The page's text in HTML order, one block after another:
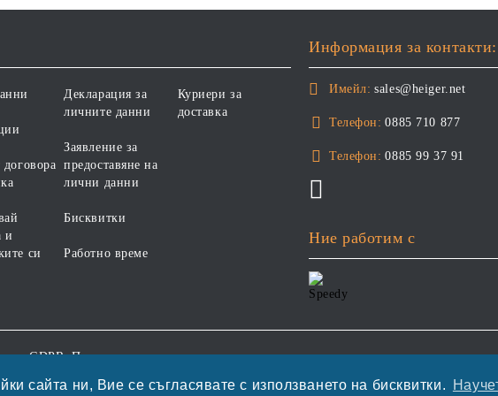
сайта ни, Вие се съгласявате с използването на бисквитки.
ФРАНЦИЯ.
ПОТРЕБНОСТИ -
КОЗИНА". "НАМАЛЯВАНЕ
НА НЕПОНОСИМОСТТА
ХРАНИ
договора
и
си
Декларация за
личните данни
Заявление за
предоставяне на
лични данни
Бисквитки
Работно време
Куриери за
доставка
Информация за контакти:
Имейл: sales@heiger.net
Телефон: 0885 710 877
Телефон: 0885 99 37 91
Ние работим с
с GDPR. Прочетете нашата политика